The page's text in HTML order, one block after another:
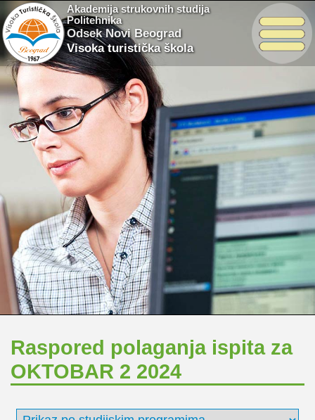
Akademija strukovnih studija
Politehnika
Odsek Novi Beograd
Visoka turistička škola
Raspored polaganja ispita za
OKTOBAR 2 2024